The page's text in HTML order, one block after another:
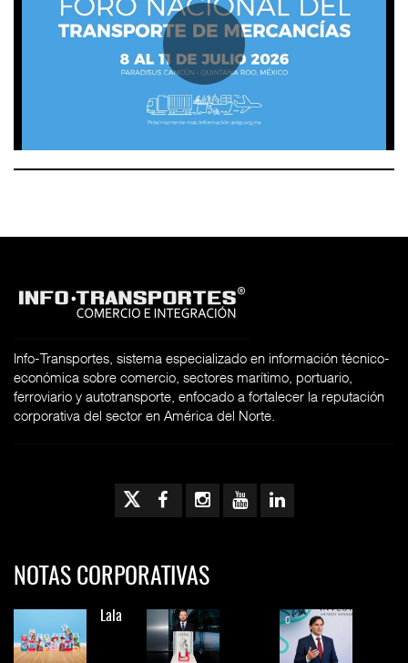
Info-Transportes, sistema especializado en información técnico-
económica sobre comercio, sectores marítimo, portuario,
ferroviario y autotransporte, enfocado a fortalecer la reputación
corporativa del sector en América del Norte.
NOTAS CORPORATIVAS
Lala